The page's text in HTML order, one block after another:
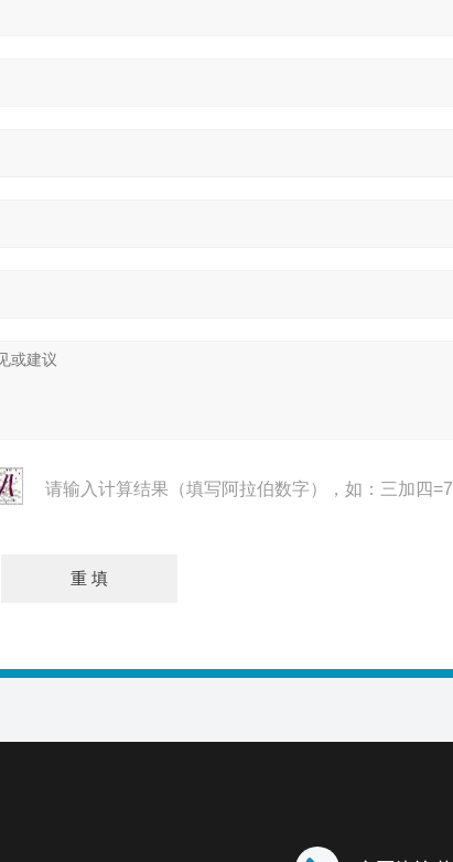
请输入计算结果（填写阿拉伯数字），如：三加四=7